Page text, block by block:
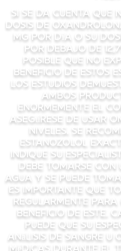
Si se da cuenta que
dosis de
mg por día o su
por debajo de
posible que no
beneficio de estos
los estudios
ambos
enormemente el
asegúrese de usar
niveles. Se
estanozolol
indique su
debe tomarse con
agua y se puede
Es importante que
regularmente
beneficio de este.
puede que su
análisis de sangre u
médicas durante el